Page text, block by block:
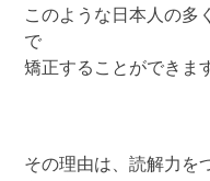
このような日本人の多
で
矯正することができま
その理由は、読解力を